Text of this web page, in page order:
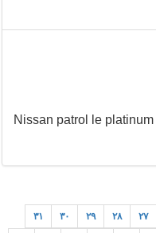
...2016 Nissan patrol le
٢٧ ٢٨ ٢٩ ٣٠ ٣١